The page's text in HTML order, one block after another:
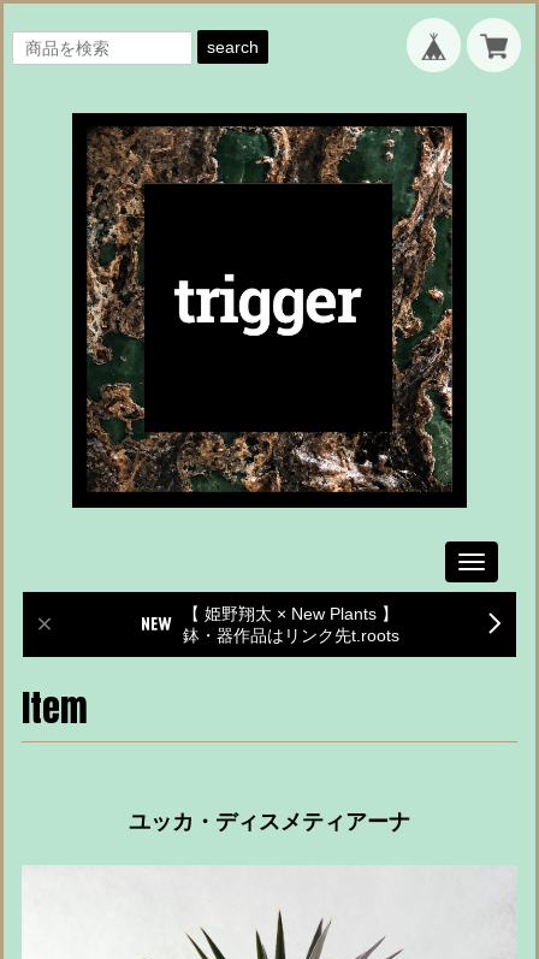
search
Toggle
【 姫野翔太 × New Plants 】
鉢・器作品はリンク先t.roots
Item
ユッカ・ディスメティアーナ